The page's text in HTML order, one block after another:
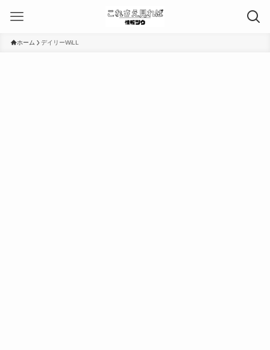
ホーム デイリーWiLL